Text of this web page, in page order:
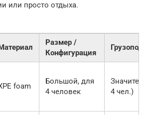
или просто отдыха.
Размер /
Конфигурация
foam
Большой, для
4 человек
4 чел.)